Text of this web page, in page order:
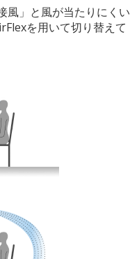
風」と風が当たりにくい
を用いて切り替えて